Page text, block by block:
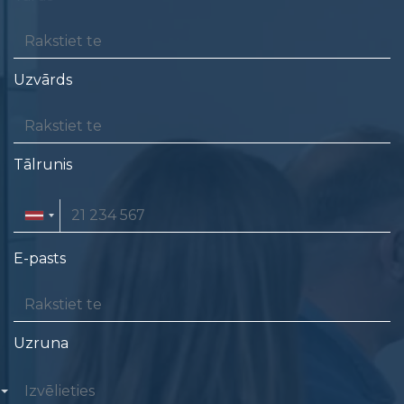
Uzvārds
Tālrunis
E-pasts
Uzruna
Izvēlieties